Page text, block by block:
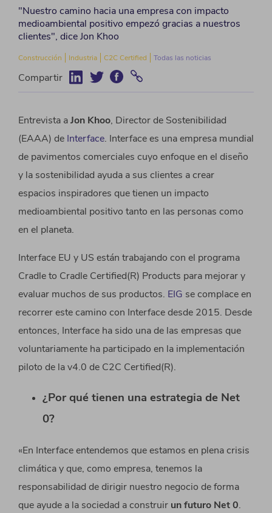
"Nuestro camino hacia una empresa con impacto
medioambiental positivo empezó gracias a nuestros
clientes", dice Jon Khoo
Construcción Industria C2C Certified Todas las noticias
Compartir
Entrevista aJon Khoo, Director de Sostenibilidad
(EAAA) de Interface. Interface es una empresa mundial
de pavimentos comerciales cuyo enfoque en el diseño
y la sostenibilidad ayuda a sus clientes a crear
espacios inspiradores que tienen un impacto
medioambiental positivo tanto en las personas como
en el planeta.
Interface EU y US están trabajando con el programa
Cradle to Cradle Certified(R) Products para mejorar y
evaluar muchos de sus productos. EIG se complace en
recorrer este camino con Interface desde 2015. Desde
entonces, Interface ha sido una de las empresas que
voluntariamente ha participado en la implementación
piloto de la v4.0 de C2C Certified(R).
¿Por qué tienen una estrategia de Net
0?
«En Interface entendemos que estamos en plena crisis
climática y que, como empresa, tenemos la
responsabilidad de dirigir nuestro negocio de forma
que ayude a la sociedad a construir un futuro Net 0.